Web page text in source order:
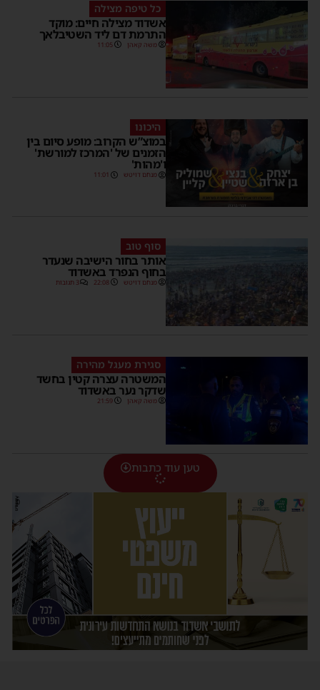
כל טיפה מצילה
אשדוד מצילה חיים: מוקד
התרמת דם ליד השטיבלאך
משה קאהן 11:05
היכונו
במוצ”ש הקרוב: מופע סיום בין
הזמנים של 'המרכז למורשת'
ו'מהות'
מנחם דויטש 11:01
סוף טוב
אותר בחור הישיבה שנעדר
בחוף הנפרד באשדוד
מנחם דויטש 22:08 3 תגובות
סגירת מעגל מהירה
המשטרה עצרה קטין בחשד
שדקר נער באשדוד
משה קאהן 21:59
טען עוד כתבות